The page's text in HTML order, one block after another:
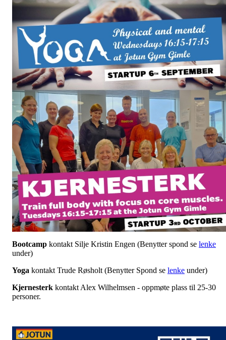
Bootcamp kontakt Silje Kristin Engen (Benytter spond se lenke
under)
Yoga kontakt Trude Røsholt (Benytter Spond se lenke under)
Kjernesterk kontakt Alex Wilhelmsen - oppmøte plass til 25-30
personer.